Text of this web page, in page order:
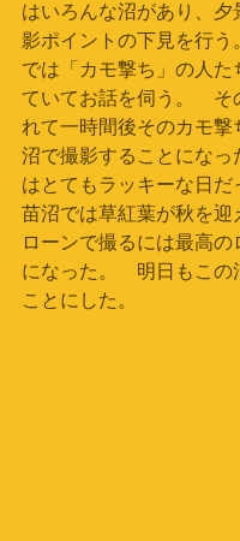
はいろんな沼があり、夕
影ポイントの下見を行う
では「カモ撃ち」の人た
ていてお話を伺う。　そ
れて一時間後そのカモ撃
沼で撮影することになっ
はとてもラッキーな日だ
苗沼では草紅葉が秋を迎
ローンで撮るには最高の
になった。　明日もこの
ことにした。